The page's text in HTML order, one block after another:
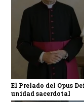
El Prelado del Opus
unidad sacerdotal